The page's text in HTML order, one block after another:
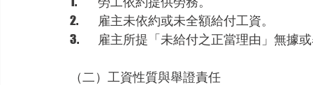
2.	雇主未依約或未全額給付工資。
3.	雇主所提「未給付之正當理由」無據
（二）工資性質與舉證責任